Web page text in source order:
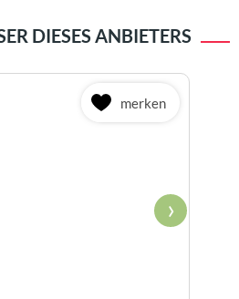
DIESES ANBIETERS
merken
›